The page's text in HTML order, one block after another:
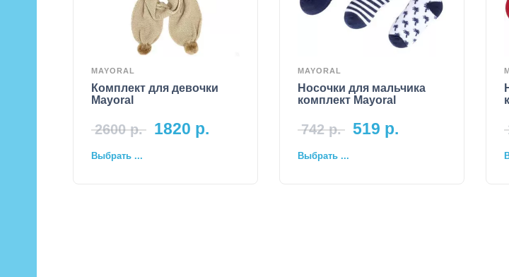
MAYORAL
Комплект для девочки
Mayoral
2600р. 1820 р.
Выбрать ...
MAYORAL
Носочки для мальчика
комплект Mayoral
742р. 519 р.
Выбрать ...